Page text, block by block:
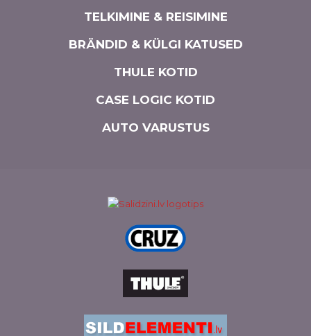
TELKIMINE & REISIMINE
BRÄNDID & KÜLGI KATUSED
THULE KOTID
CASE LOGIC KOTID
AUTO VARUSTUS